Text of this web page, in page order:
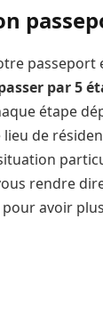
passeport
par 5
étape
de
rendre
pour avoir